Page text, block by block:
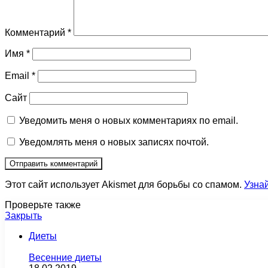
Комментарий *
Имя *
Email *
Сайт
Уведомить меня о новых комментариях по email.
Уведомлять меня о новых записях почтой.
Этот сайт использует Akismet для борьбы со спамом.
Проверьте также
Закрыть
Диеты
Весенние диеты